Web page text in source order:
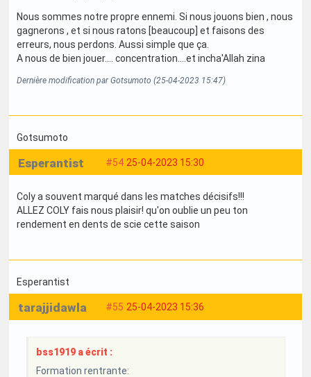
Nous sommes notre propre ennemi. Si nous jouons bien , nous
gagnerons , et si nous ratons [beaucoup] et faisons des
erreurs, nous perdons. Aussi simple que ça.
A nous de bien jouer.... concentration....et incha'Allah zina
Dernière modification par Gotsumoto (25-04-2023 15:47)
Gotsumoto
#54 25-04-2023 15:30
Esperantist
Coly a souvent marqué dans les matches décisifs!!!
ALLEZ COLY fais nous plaisir! qu'on oublie un peu ton
rendement en dents de scie cette saison
Esperantist
#55 25-04-2023 15:36
tarajjidawla
bss1919 a écrit :
Formation rentrante: